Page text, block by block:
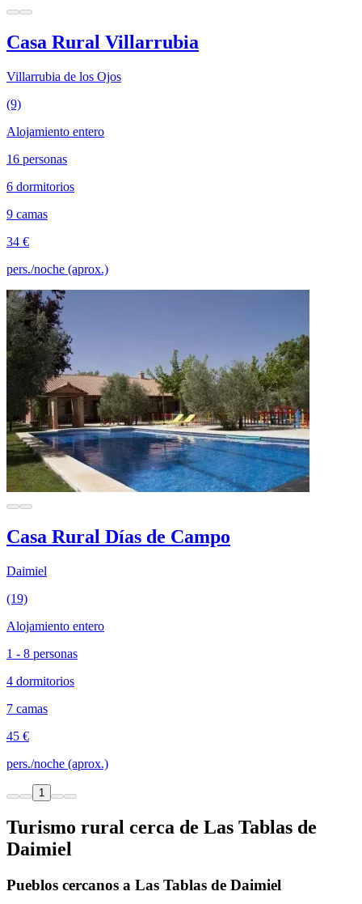
Casa Rural Villarrubia
Villarrubia de los Ojos
(9)
Alojamiento entero
16 personas
6 dormitorios
9 camas
34 €
pers./noche (aprox.)
Casa Rural Días de Campo
Daimiel
(19)
Alojamiento entero
1 - 8 personas
4 dormitorios
7 camas
45 €
pers./noche (aprox.)
1
Turismo rural cerca de Las Tablas de
Daimiel
Pueblos cercanos a Las Tablas de Daimiel